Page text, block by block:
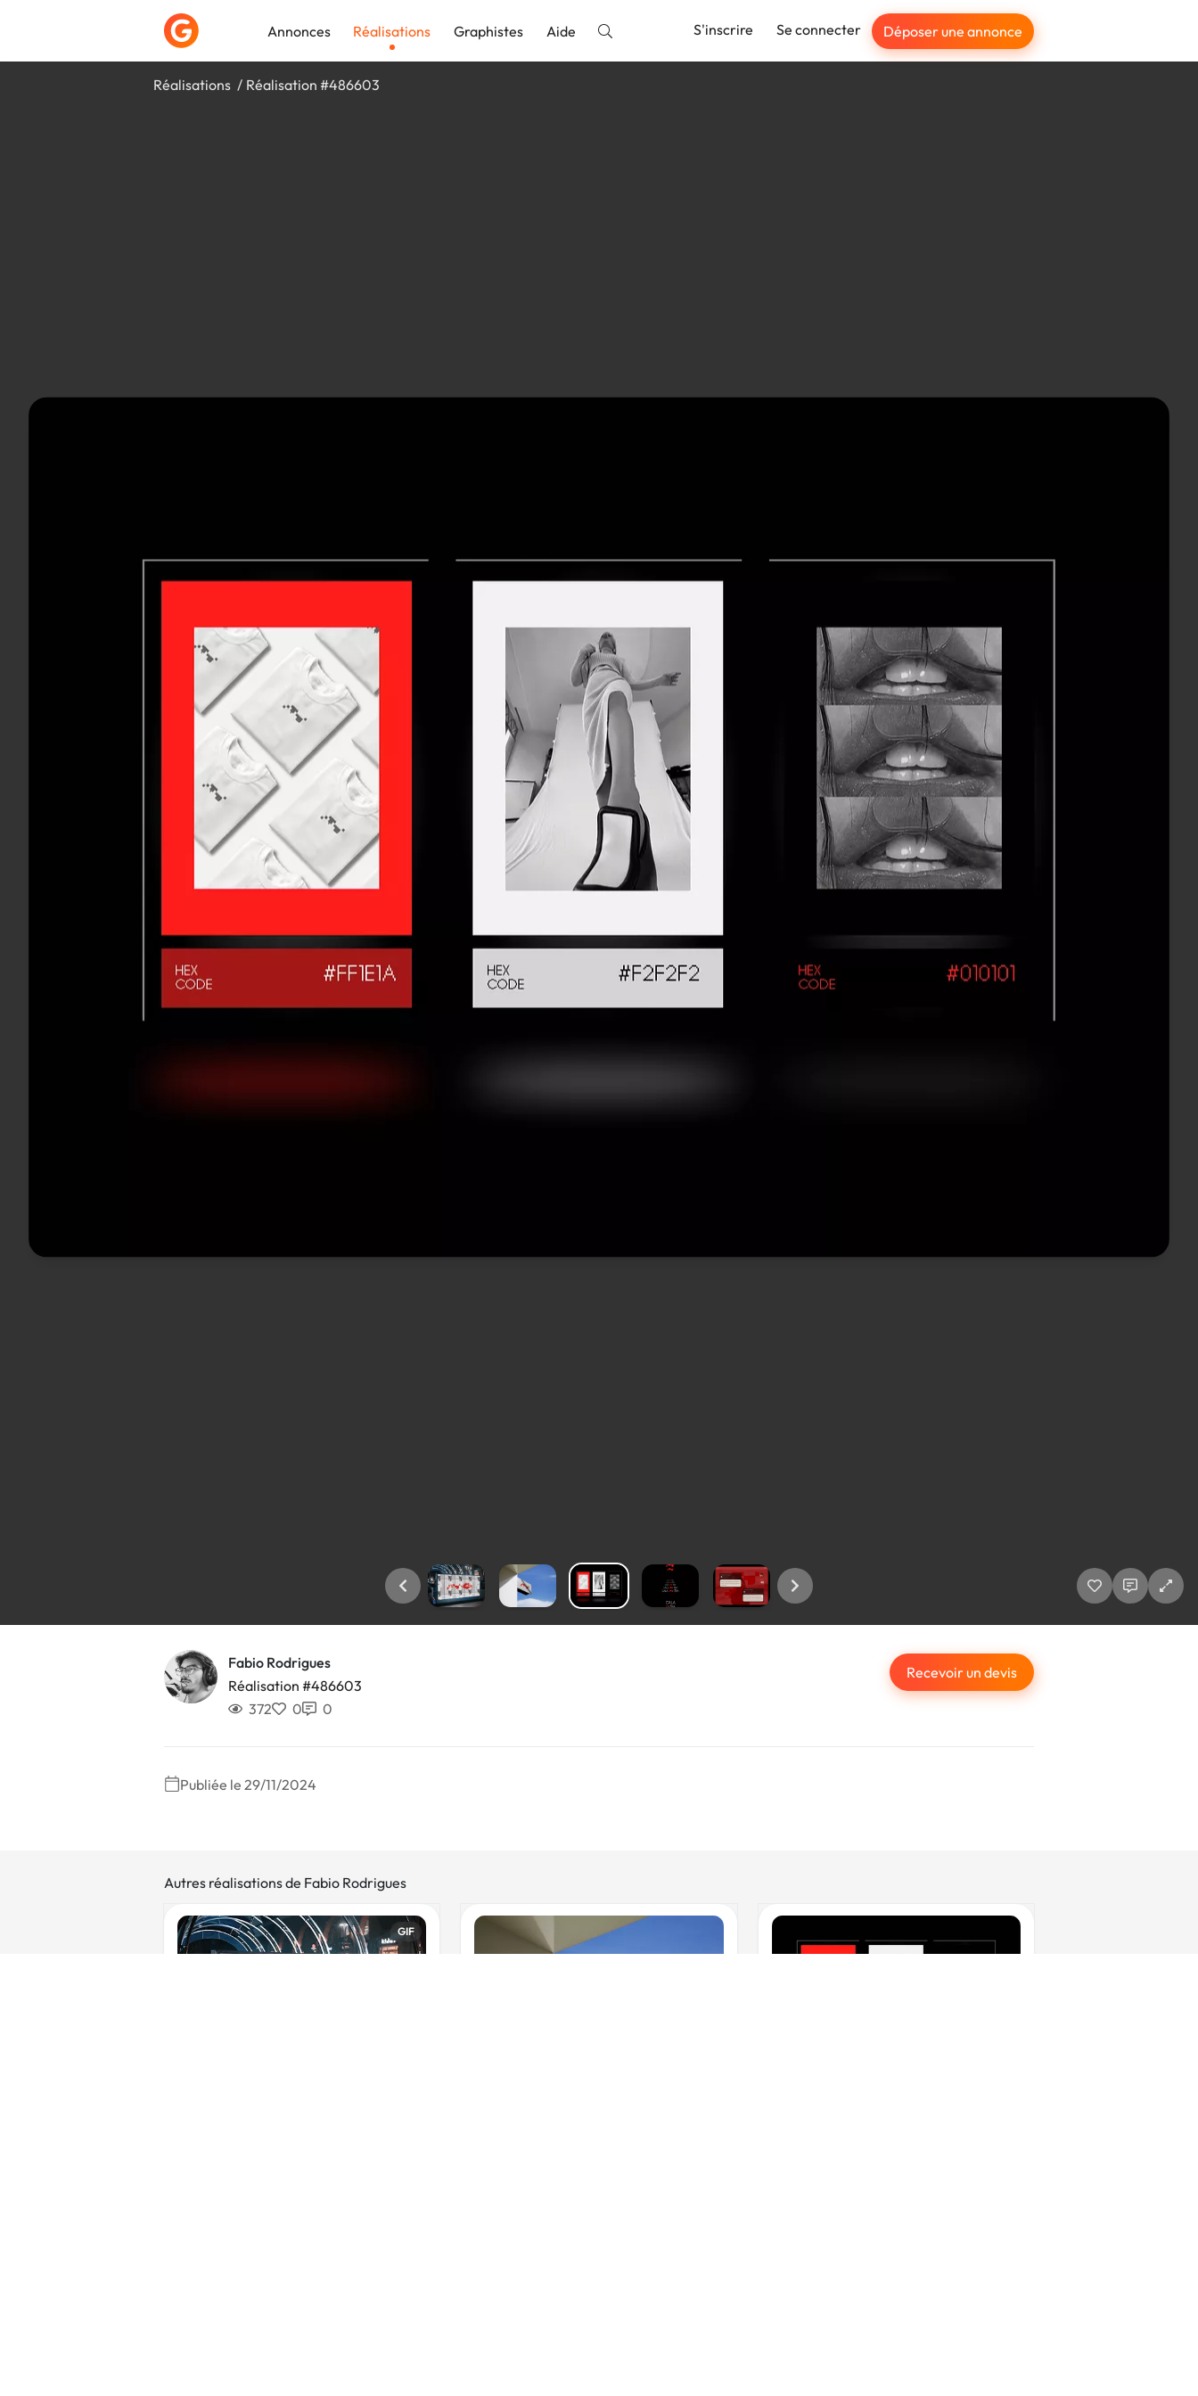
Annonces Réalisations Graphistes Aide S'inscrire Se connecter Déposer une annonce
Réalisations Réalisation #486603
Fabio Rodrigues
Réalisation #486603
372
0 0
Recevoir un devis
Publiée le 29/11/2024
Autres réalisations de Fabio Rodrigues
GIF